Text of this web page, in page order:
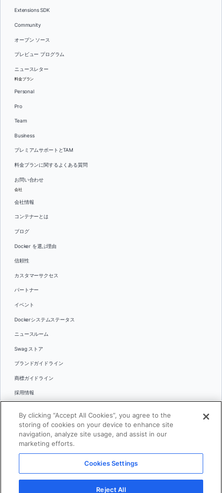
Extensions SDK
Community
オープン ソース
プレビュー プログラム
ニュースレター
料金プラン
Personal
Pro
Team
Business
プレミアムサポートとTAM
料金プランに関するよくある質問
お問い合わせ
会社
会社情報
コンテナーとは
ブログ
Docker を選ぶ理由
信頼性
カスタマーサクセス
パートナー
イベント
Dockerシステムステータス
ニュースルーム
Swag ストア
ブランドガイドライン
商標ガイドライン
採用情報
言語
日本語
© 2026 Docker Inc.全著作権所有
利用規約(英語)
プライバシー
By clicking “Accept All Cookies”, you agree to the
storing of cookies on your device to enhance site
navigation, analyze site usage, and assist in our
marketing efforts.
Cookies Settings
Reject All